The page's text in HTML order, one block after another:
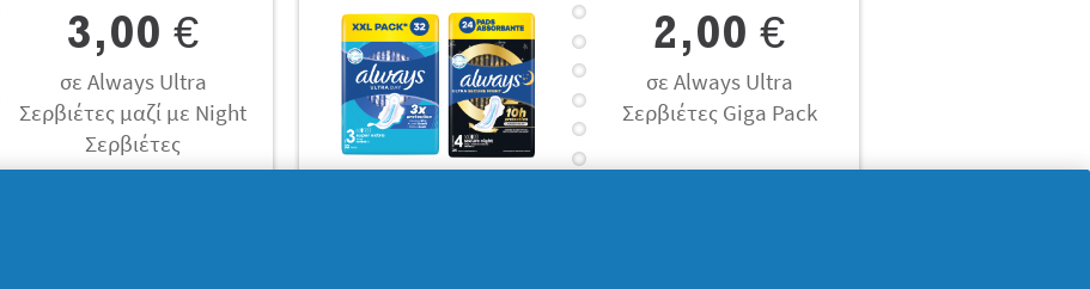
3,00 €
σε Always Ultra
Σερβιέτες μαζί με Night
Σερβιέτες
2,00 €
σε Always Ultra
Σερβιέτες Giga Pack